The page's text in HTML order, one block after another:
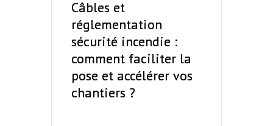
Câbles et
réglementation
sécurité incendie :
comment faciliter la
pose et accélérer vos
chantiers ?